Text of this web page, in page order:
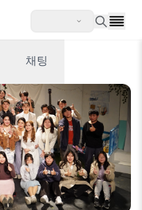
채팅